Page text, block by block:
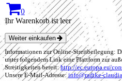
0
Ihr Warenkorb ist leer
Weiter einkaufen
Informationen zur Online-Streitbeilegung:
unter folgendem Link eine Plattform zur
Streitigkeiten bereit:http://ec.europa.eu/
Unsere E-Mail-Adresse: info@radtke-